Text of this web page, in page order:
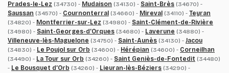
Prades-le-Lez (34730) - Mudaison (34130) - Saint-Brès (34670) -
Saussan (34570) - Cournonterral (34660) - Mireval (34110) - Teyran
(34820) - Montferrier-sur-Lez (34980) - Saint-Clément-de-Rivière
(34980) - Saint-Georges-d’Orques (34680) - Laverune (34880) -
Villeneuve-lès-Maguelone (34750) - Saint-Aunès (34130) - Jacou
(34830) - Le Poujol sur Orb (34600) - Hérépian (34600) - Corneilhan
(34490) - La Tour sur Orb (34260) - Saint Geniès-de-Fontedit (34480)
- Le Bousquet d’Orb (34260) - Lieuran-lès-Béziers (34290) -